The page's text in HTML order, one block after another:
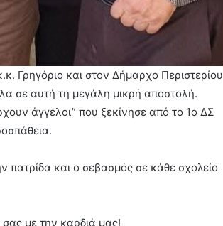
Γρηγόριο και στον Δήμαρχο Περιστερίου
σε αυτή τη μεγάλη μικρή αποστολή.
άγγελοι” που ξεκίνησε από το 1ο ΔΣ
πατρίδα και ο σεβασμός σε κάθε σχολείο
με την καρδιά μας!